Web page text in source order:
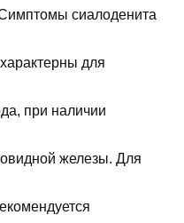
сиалоденита
для
при наличии
железы. Для